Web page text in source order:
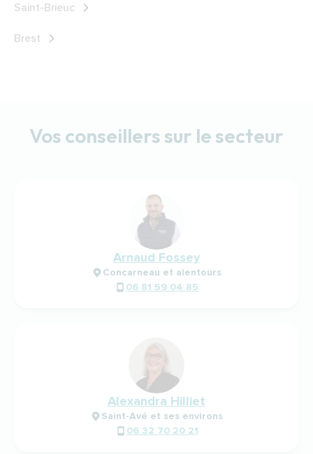
Saint-Brieuc
Brest
Vos conseillers sur le secteur
Arnaud Fossey
Concarneau et alentours
06 81 59 04 85
Alexandra Hilliet
Saint-Avé et ses environs
06 32 70 20 21